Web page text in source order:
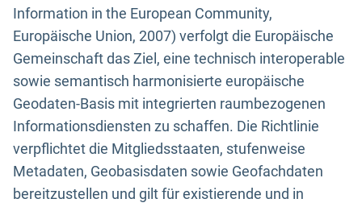
Information in the European Community,
Europäische Union, 2007) verfolgt die Europäische
Gemeinschaft das Ziel, eine technisch interoperable
sowie semantisch harmonisierte europäische
Geodaten-Basis mit integrierten raumbezogenen
Informationsdiensten zu schaffen. Die Richtlinie
verpflichtet die Mitgliedsstaaten, stufenweise
Metadaten, Geobasisdaten sowie Geofachdaten
bereitzustellen und gilt für existierende und in